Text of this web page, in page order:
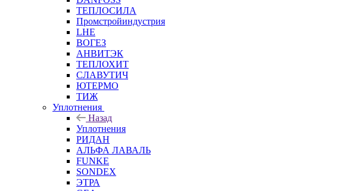
ТЕПЛОСИЛА
Промстройиндустрия
LHE
ВОГЕЗ
АНВИТЭК
ТЕПЛОХИТ
СЛАВУТИЧ
ЮТЕРМО
ТИЖ
Уплотнения
Назад
Уплотнения
РИДАН
АЛЬФА ЛАВАЛЬ
FUNKE
SONDEX
ЭТРА